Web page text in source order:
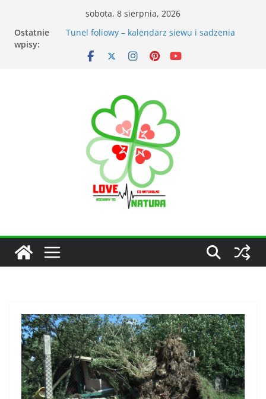
sobota, 8 sierpnia, 2026
Ostatnie
wpisy:
Przyrządy do pomiarów meteorologicznych
warzyw
Narzędzia ogrodnicze nieocenionym
wsparciem w ogrodzie